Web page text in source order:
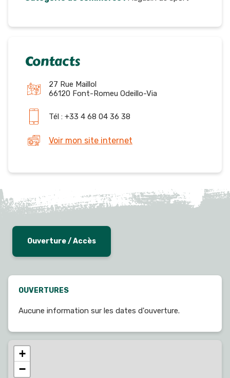
Contacts
27 Rue Maillol
66120 Font-Romeu Odeillo-Via
Tél : +33 4 68 04 36 38
Voir mon site internet
Ouverture / Accès
OUVERTURES
Aucune information sur les dates d'ouverture.
+
−